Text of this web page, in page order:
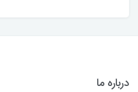
درباره ما